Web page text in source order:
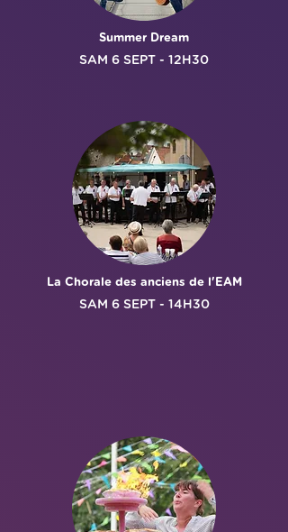
Summer Dream
SAM 6 SEPT - 12H30
La Chorale des anciens de l'EAM
SAM 6 SEPT - 14H30